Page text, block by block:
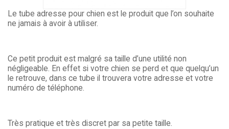
Le tube adresse pour chien est le produit que l’on souhaite
ne jamais à avoir à utiliser.
Ce petit produit est malgré sa taille d’une utilité non
négligeable. En effet si votre chien se perd et que quelqu’un
le retrouve, dans ce tube il trouvera votre adresse et votre
numéro de téléphone.
Très pratique et très discret par sa petite taille.